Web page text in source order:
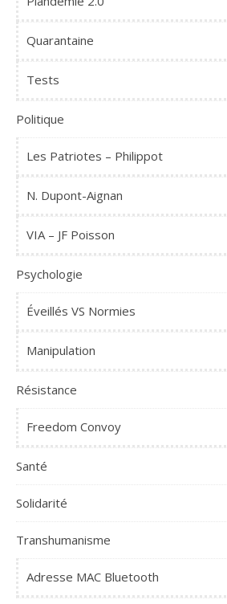
Quarantaine
Tests
Politique
Les Patriotes – Philippot
N. Dupont-Aignan
VIA – JF Poisson
Psychologie
Éveillés VS Normies
Manipulation
Résistance
Freedom Convoy
Santé
Solidarité
Transhumanisme
Adresse MAC Bluetooth